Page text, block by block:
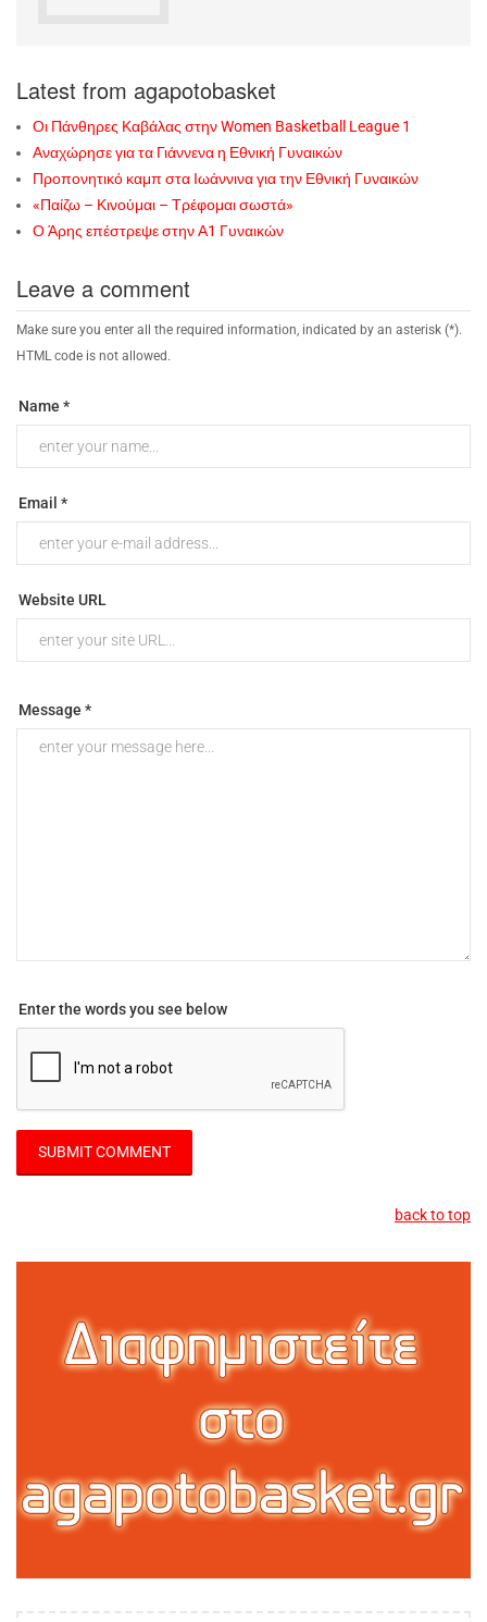
Latest from agapotobasket
Οι Πάνθηρες Καβάλας στην Women Basketball League 1
Αναχώρησε για τα Γιάννενα η Εθνική Γυναικών
Προπονητικό καμπ στα Ιωάννινα για την Εθνική Γυναικών
«Παίζω – Κινούμαι – Τρέφομαι σωστά»
Ο Άρης επέστρεψε στην Α1 Γυναικών
Leave a comment
Make sure you enter all the required information, indicated by an asterisk (*).
HTML code is not allowed.
Name *
Email *
Website URL
Message *
Enter the words you see below
back to top